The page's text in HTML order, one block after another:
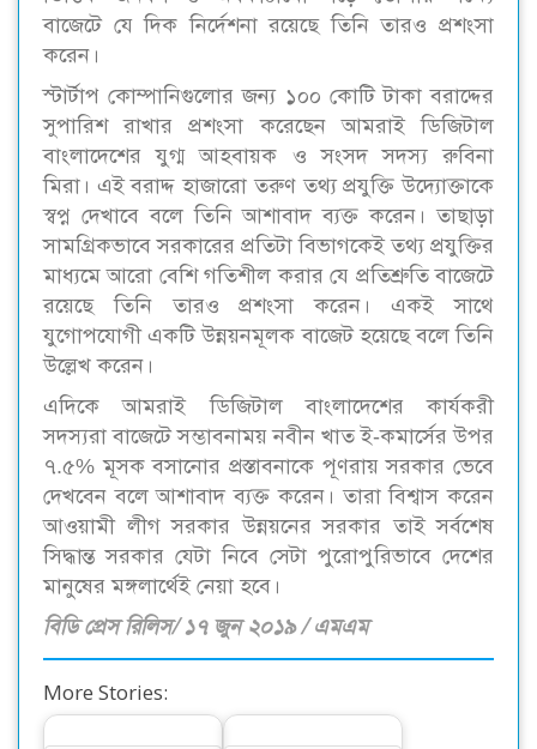
বাজেটে যে দিক নির্দেশনা রয়েছে তিনি তারও প্রশংসা
করেন।
স্টার্টাপ কোম্পানিগুলোর জন্য ১০০ কোটি টাকা বরাদ্দের
সুপারিশ রাখার প্রশংসা করেছেন আমরাই ডিজিটাল
বাংলাদেশের যুগ্ম আহবায়ক ও সংসদ সদস্য রুবিনা
মিরা। এই বরাদ্দ হাজারো তরুণ তথ্য প্রযুক্তি উদ্যোক্তাকে
স্বপ্ন দেখাবে বলে তিনি আশাবাদ ব্যক্ত করেন। তাছাড়া
সামগ্রিকভাবে সরকারের প্রতিটা বিভাগকেই তথ্য প্রযুক্তির
মাধ্যমে আরো বেশি গতিশীল করার যে প্রতিশ্রুতি বাজেটে
রয়েছে তিনি তারও প্রশংসা করেন। একই সাথে
যুগোপযোগী একটি উন্নয়নমূলক বাজেট হয়েছে বলে তিনি
উল্লেখ করেন।
এদিকে আমরাই ডিজিটাল বাংলাদেশের কার্যকরী
সদস্যরা বাজেটে সম্ভাবনাময় নবীন খাত ই-কমার্সের উপর
৭.৫% মূসক বসানোর প্রস্তাবনাকে পূণরায় সরকার ভেবে
দেখবেন বলে আশাবাদ ব্যক্ত করেন। তারা বিশ্বাস করেন
আওয়ামী লীগ সরকার উন্নয়নের সরকার তাই সর্বশেষ
সিদ্ধান্ত সরকার যেটা নিবে সেটা পুরোপুরিভাবে দেশের
মানুষের মঙ্গলার্থেই নেয়া হবে।
বিডি প্রেস রিলিস/ ১৭ জুন ২০১৯ / এমএম
More Stories: